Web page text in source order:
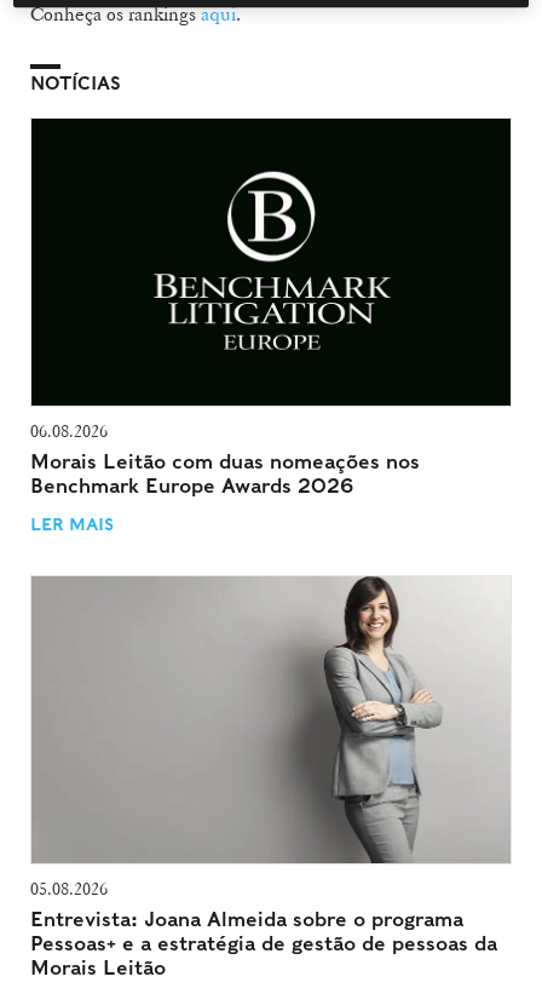
Conheça os rankingsaqui.
NOTÍCIAS
06.08.2026
Morais Leitão com duas nomeações nos
Benchmark Europe Awards 2026
LER MAIS
05.08.2026
Entrevista: Joana Almeida sobre o programa
Pessoas+ e a estratégia de gestão de pessoas da
Morais Leitão